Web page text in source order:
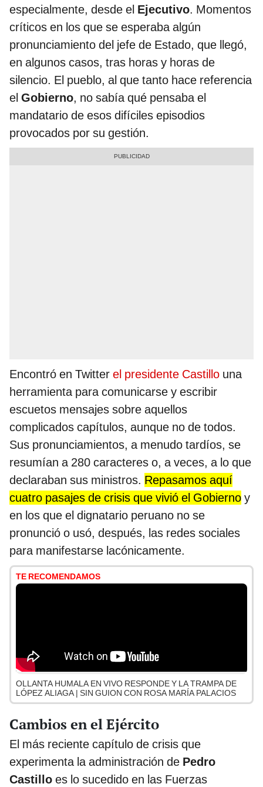
especialmente, desde el Ejecutivo. Momentos
críticos en los que se esperaba algún
pronunciamiento del jefe de Estado, que llegó,
en algunos casos, tras horas y horas de
silencio. El pueblo, al que tanto hace referencia
el Gobierno, no sabía qué pensaba el
mandatario de esos difíciles episodios
provocados por su gestión.
Encontró en Twitter el presidente Castillo una
herramienta para comunicarse y escribir
escuetos mensajes sobre aquellos
complicados capítulos, aunque no de todos.
Sus pronunciamientos, a menudo tardíos, se
resumían a 280 caracteres o, a veces, a lo que
declaraban sus ministros. Repasamos aquí
cuatro pasajes de crisis que vivió el Gobierno y
en los que el dignatario peruano no se
pronunció o usó, después, las redes sociales
para manifestarse lacónicamente.
TE RECOMENDAMOS
OLLANTA HUMALA EN VIVO RESPONDE Y LA TRAMPA DE
LÓPEZ ALIAGA | SIN GUION CON ROSA MARÍA PALACIOS
Cambios en el Ejército
El más reciente capítulo de crisis que
experimenta la administración de Pedro
Castillo es lo sucedido en las Fuerzas